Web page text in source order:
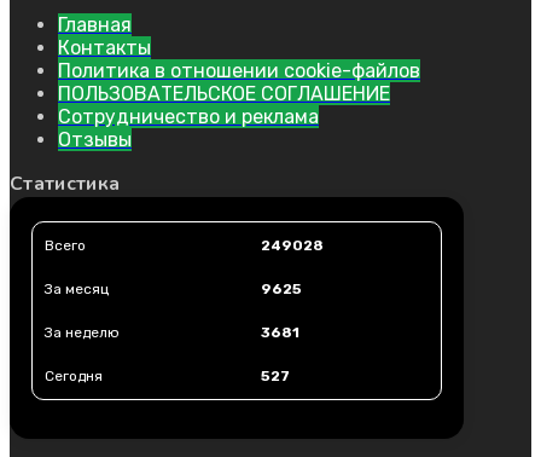
Главная
Контакты
Политика в отношении cookie-файлов
ПОЛЬЗОВАТЕЛЬСКОЕ СОГЛАШЕНИЕ
Сотрудничество и реклама
Отзывы
Статистика
Всего 249028
За месяц 9625
За неделю 3681
Сегодня 527